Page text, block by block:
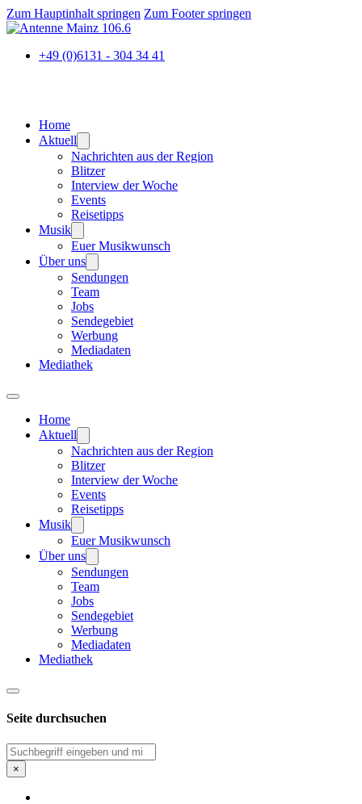
Zum Hauptinhalt springen Zum Footer springen
+49 (0)6131 - 304 34 41
Home
Aktuell
Nachrichten aus der Region
Blitzer
Interview der Woche
Events
Reisetipps
Musik
Euer Musikwunsch
Über uns
Sendungen
Team
Jobs
Sendegebiet
Werbung
Mediadaten
Mediathek
Home
Aktuell
Nachrichten aus der Region
Blitzer
Interview der Woche
Events
Reisetipps
Musik
Euer Musikwunsch
Über uns
Sendungen
Team
Jobs
Sendegebiet
Werbung
Mediadaten
Mediathek
Seite durchsuchen
Suchen
×